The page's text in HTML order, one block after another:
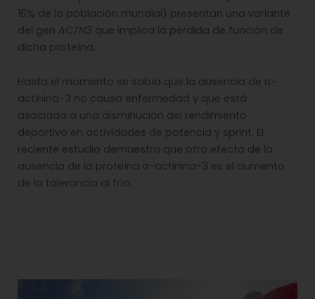
16% de la población mundial) presentan una variante
del gen ACTN3 que implica la pérdida de función de
dicha proteína.
Hasta el momento se sabía que la ausencia de α-
actinina-3 no causa enfermedad y que está
asociada a una disminución del rendimiento
deportivo en actividades de potencia y sprint. El
reciente estudio demuestra que otro efecto de la
ausencia de la proteína α-actinina-3 es el aumento
de la tolerancia al frío.